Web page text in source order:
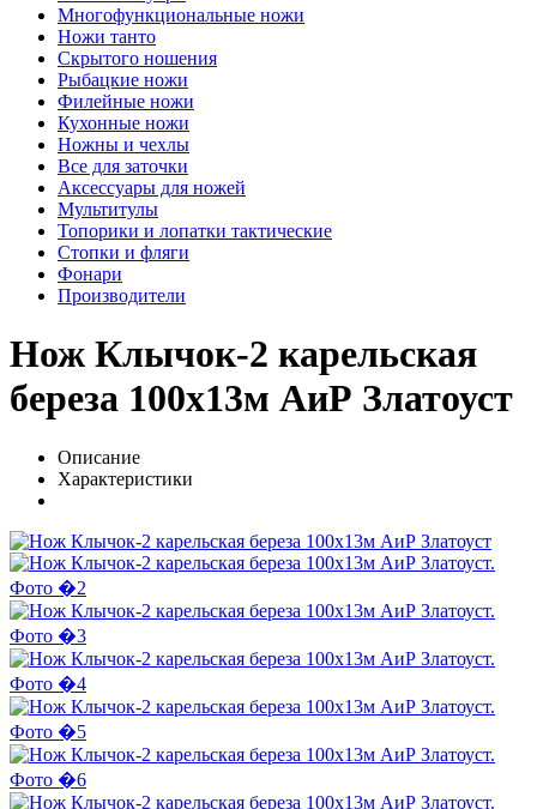
Многофункциональные ножи
Ножи танто
Скрытого ношения
Рыбацкие ножи
Филейные ножи
Кухонные ножи
Ножны и чехлы
Все для заточки
Аксессуары для ножей
Мультитулы
Топорики и лопатки тактические
Стопки и фляги
Фонари
Производители
Нож Клычок-2 карельская
береза 100х13м АиР Златоуст
Описание
Характеристики